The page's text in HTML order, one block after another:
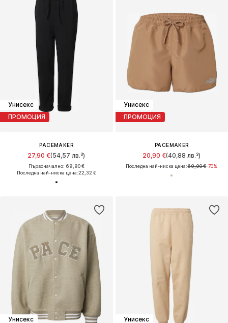
Унисекс
ПРОМОЦИЯ
PACEMAKER
27,90 €(54,57 лв.³)
Първоначално: 69,90 €
Последна най-ниска цена:22,32 €
Унисекс
ПРОМОЦИЯ
PACEMAKER
20,90 €(40,88 лв.³)
Последна най-ниска цена:69,90 €-70%
Унисекс
Унисекс